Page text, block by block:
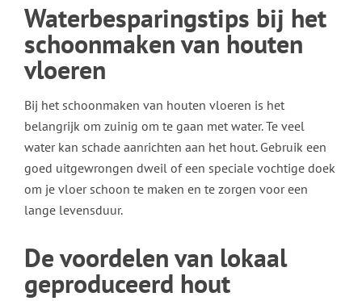
Waterbesparingstips bij het
schoonmaken van houten
vloeren
Bij het schoonmaken van houten vloeren is het
belangrijk om zuinig om te gaan met water. Te veel
water kan schade aanrichten aan het hout. Gebruik een
goed uitgewrongen dweil of een speciale vochtige doek
om je vloer schoon te maken en te zorgen voor een
lange levensduur.
De voordelen van lokaal
geproduceerd hout